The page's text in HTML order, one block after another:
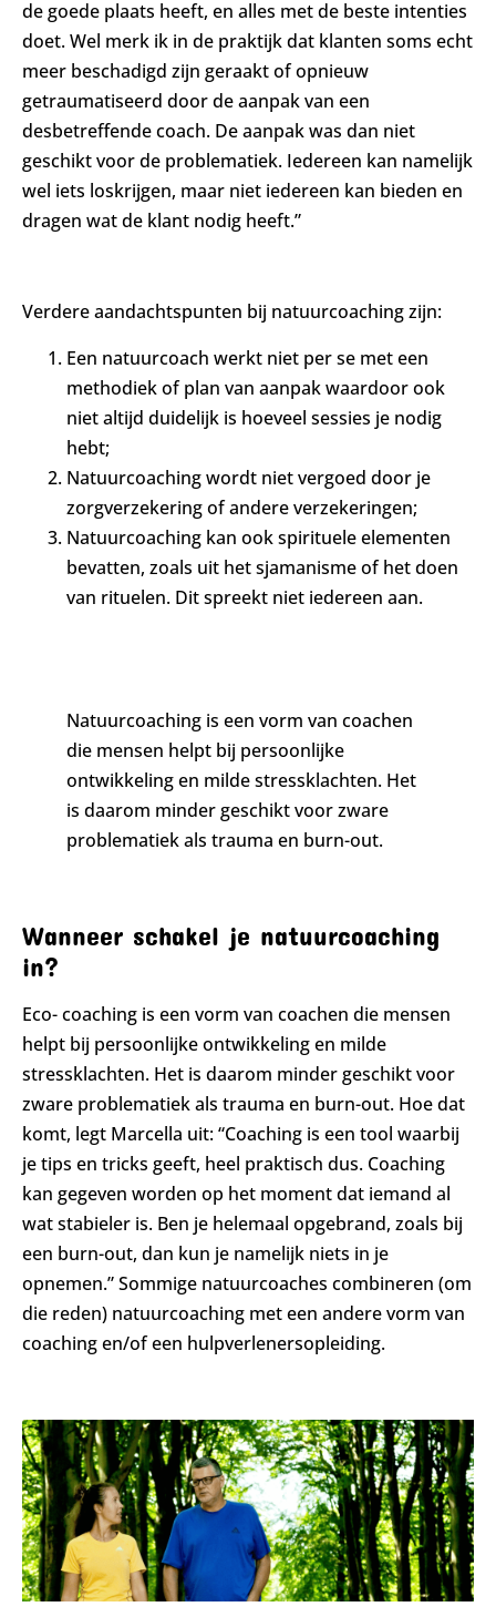
de goede plaats heeft, en alles met de beste intenties
doet. Wel merk ik in de praktijk dat klanten soms echt
meer beschadigd zijn geraakt of opnieuw
getraumatiseerd door de aanpak van een
desbetreffende coach. De aanpak was dan niet
geschikt voor de problematiek. Iedereen kan namelijk
wel iets loskrijgen, maar niet iedereen kan bieden en
dragen wat de klant nodig heeft.”
Verdere aandachtspunten bij natuurcoaching zijn:
Een natuurcoach werkt niet per se met een
methodiek of plan van aanpak waardoor ook
niet altijd duidelijk is hoeveel sessies je nodig
hebt;
Natuurcoaching wordt niet vergoed door je
zorgverzekering of andere verzekeringen;
Natuurcoaching kan ook spirituele elementen
bevatten, zoals uit het sjamanisme of het doen
van rituelen. Dit spreekt niet iedereen aan.
Natuurcoaching is een vorm van coachen
die mensen helpt bij persoonlijke
ontwikkeling en milde stressklachten. Het
is daarom minder geschikt voor zware
problematiek als trauma en burn-out.
Wanneer schakel je natuurcoaching
in?
Eco- coaching is een vorm van coachen die mensen
helpt bij persoonlijke ontwikkeling en milde
stressklachten. Het is daarom minder geschikt voor
zware problematiek als trauma en burn-out. Hoe dat
komt, legt Marcella uit: “Coaching is een tool waarbij
je tips en tricks geeft, heel praktisch dus. Coaching
kan gegeven worden op het moment dat iemand al
wat stabieler is. Ben je helemaal opgebrand, zoals bij
een burn-out, dan kun je namelijk niets in je
opnemen.” Sommige natuurcoaches combineren (om
die reden) natuurcoaching met een andere vorm van
coaching en/of een hulpverlenersopleiding.